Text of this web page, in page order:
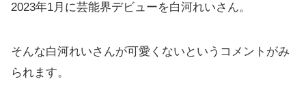
2023年1月に芸能界デビューを白河れいさん。
そんな白河れいさんが可愛くないというコメントがみ
られます。